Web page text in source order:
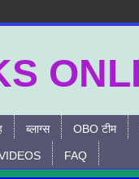
ब्लाग्स OBO टीम
FAQ